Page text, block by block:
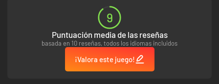
9
Puntuación media de las reseñas
basada en 10 reseñas, todos los idiomas incluidos
¡Valora este juego!